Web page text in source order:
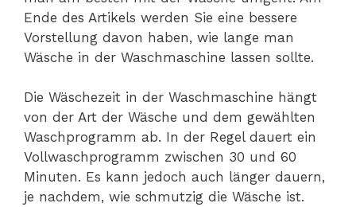
Ende des Artikels werden Sie eine bessere
Vorstellung davon haben, wie lange man
Wäsche in der Waschmaschine lassen sollte.
Die Wäschezeit in der Waschmaschine hängt
von der Art der Wäsche und dem gewählten
Waschprogramm ab. In der Regel dauert ein
Vollwaschprogramm zwischen 30 und 60
Minuten. Es kann jedoch auch länger dauern,
je nachdem, wie schmutzig die Wäsche ist.